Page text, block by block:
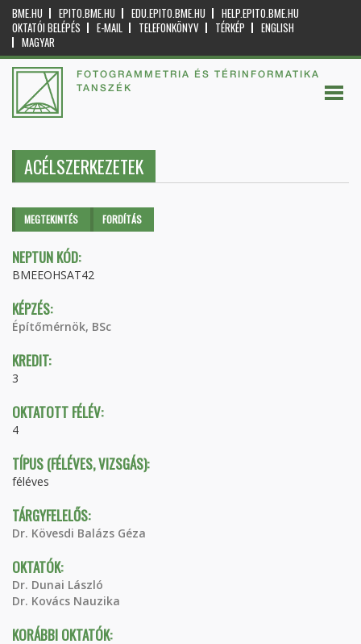
BME.HU EPITO.BME.HU EDU.EPITO.BME.HU
HELP.EPITO.BME.HU
OKTATÓI BELÉPÉS
E-MAIL TELEFONKÖNYV TÉRKÉP
ENGLISH
MAGYAR
FOTOGRAMMETRIA ÉS TÉRINFORMATIKA
TANSZÉK
ACÉLSZERKEZETEK
Elsődleges fülek
MEGTEKINTÉS (AKTÍVFORDÍTÁS
NEPTUN KÓD:
BMEEOHSAT42
KÉPZÉS:
Építőmérnök, BSc
KREDIT:
3
OKTATOTT FÉLÉV:
4
TÍPUS (FÉLÉVES, VIZSGÁS):
féléves
TÁRGYFELELŐS:
Dr. Kövesdi Balázs Géza
OKTATÓK:
Dr. Dunai László
Dr. Kovács Nauzika
KORÁBBI OKTATÓK: